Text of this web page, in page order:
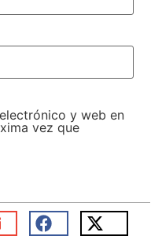
y web en
vez que